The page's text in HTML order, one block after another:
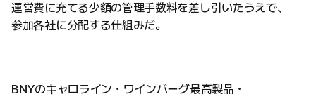
運営費に充てる少額の管理手数料を差し引いたうえで、
参加各社に分配する仕組みだ。
BNYのキャロライン・ワインバーグ最高製品・